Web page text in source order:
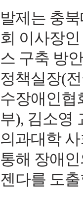
발제는 충
회 이사장
스 구축 방
정책실장(
수장애인협
부), 김소영
의과대학
통해 장애
젠다를 도